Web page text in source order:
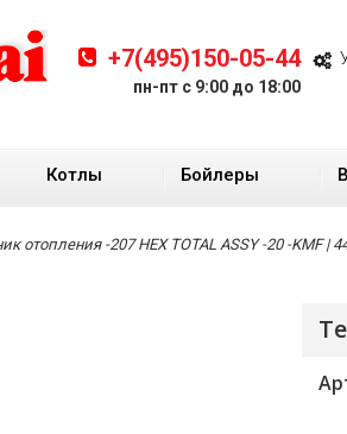
+7(495)150-05-44
пн-пт с 9:00 до 18:00
Котлы Бойлеры
отопления -207 HEX TOTAL ASSY -20 -KMF |